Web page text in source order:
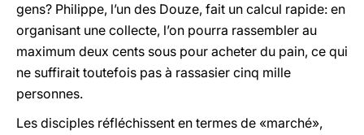
gens? Philippe, l’un des Douze, fait un calcul rapide: en
organisant une collecte, l’on pourra rassembler au
maximum deux cents sous pour acheter du pain, ce qui
ne suffirait toutefois pas à rassasier cinq mille
personnes.
Les disciples réfléchissent en termes de «marché»,